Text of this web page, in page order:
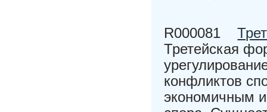
R000081
Третейская
конфликтов
экономичным